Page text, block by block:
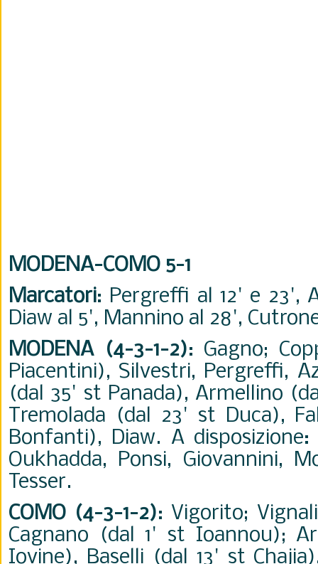
MODENA-COMO 5-1
Marcatori: Pergreffi al 12' e 23',
Diaw al 5', Mannino al 28',
MODENA (4-3-1-2): Gagno;
Piacentini), Silvestri, Pergreffi,
(dal 35' st Panada), Armellino
Tremolada (dal 23' st Duca),
Bonfanti), Diaw. A disposizione:
Oukhadda, Ponsi, Giovannini,
Tesser.
COMO (4-3-1-2): Vigorito;
Cagnano (dal 1' st Ioannou);
Iovine), Baselli (dal 13' st